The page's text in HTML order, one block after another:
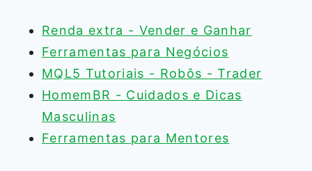
Renda extra - Vender e Ganhar
Ferramentas para Negócios
MQL5 Tutoriais - Robôs - Trader
HomemBR - Cuidados e Dicas
Masculinas
Ferramentas para Mentores